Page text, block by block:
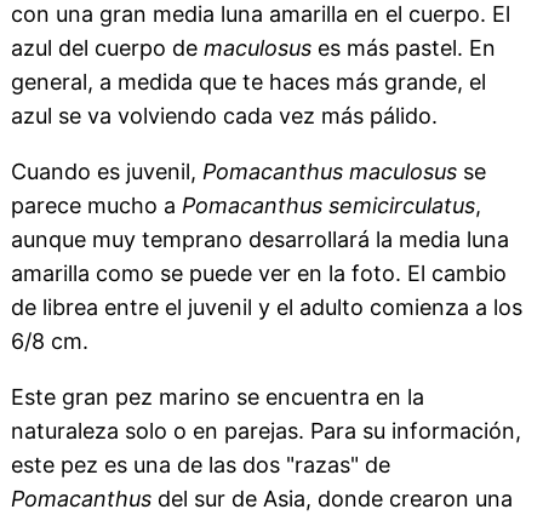
con una gran media luna amarilla en el cuerpo. El
azul del cuerpo de maculosuses más pastel. En
general, a medida que te haces más grande, el
azul se va volviendo cada vez más pálido.
Cuando es juvenil, Pomacanthus maculosusse
parece mucho a Pomacanthus semicirculatus,
aunque muy temprano desarrollará la media luna
amarilla como se puede ver en la foto. El cambio
de librea entre el juvenil y el adulto comienza a los
6/8 cm.
Este gran pez marino se encuentra en la
naturaleza solo o en parejas. Para su información,
este pez es una de las dos "razas" de
Pomacanthusdel sur de Asia, donde crearon una